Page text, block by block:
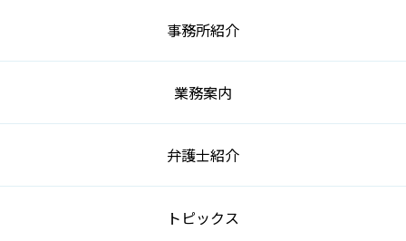
事務所紹介
業務案内
弁護士紹介
トピックス